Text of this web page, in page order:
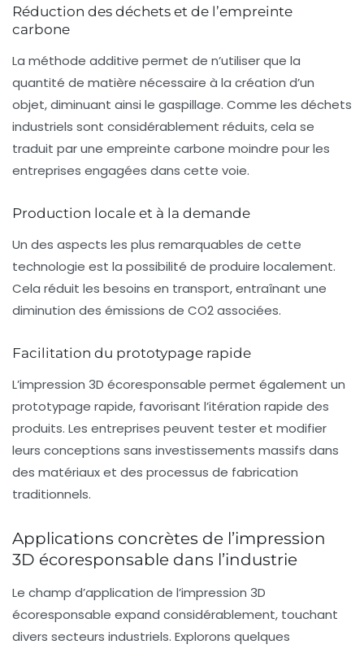
Réduction des déchets et de l’empreinte
carbone
La méthode additive permet de n’utiliser que la
quantité de matière nécessaire à la création d’un
objet, diminuant ainsi le gaspillage. Comme les déchets
industriels sont considérablement réduits, cela se
traduit par une empreinte carbone moindre pour les
entreprises engagées dans cette voie.
Production locale et à la demande
Un des aspects les plus remarquables de cette
technologie est la possibilité de produire localement.
Cela réduit les besoins en transport, entraînant une
diminution des émissions de CO2 associées.
Facilitation du prototypage rapide
L’impression 3D écoresponsable permet également un
prototypage rapide, favorisant l’itération rapide des
produits. Les entreprises peuvent tester et modifier
leurs conceptions sans investissements massifs dans
des matériaux et des processus de fabrication
traditionnels.
Applications concrètes de l’impression
3D écoresponsable dans l’industrie
Le champ d’application de l’impression 3D
écoresponsable expand considérablement, touchant
divers secteurs industriels. Explorons quelques